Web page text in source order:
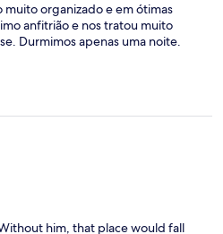
muito organizado e em ótimas
anfitrião e nos tratou muito
Durmimos apenas uma noite.
him, that place would fall